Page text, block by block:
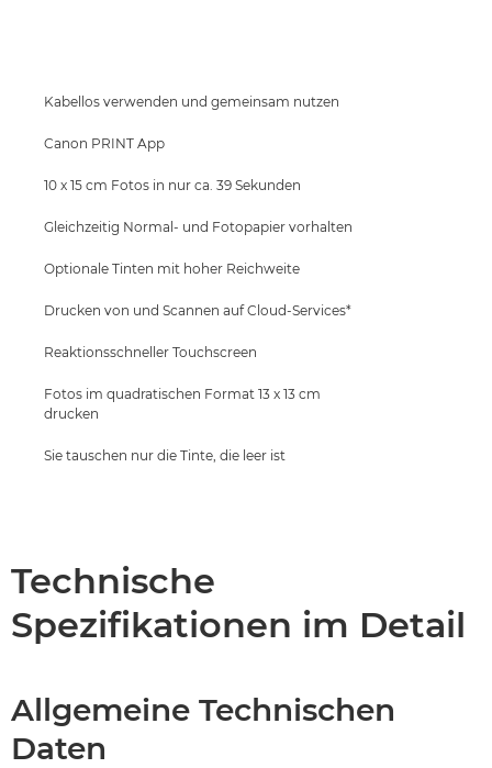
Kabellos verwenden und gemeinsam nutzen
Canon PRINT App
10 x 15 cm Fotos in nur ca. 39 Sekunden
Gleichzeitig Normal- und Fotopapier vorhalten
Optionale Tinten mit hoher Reichweite
Drucken von und Scannen auf Cloud-Services*
Reaktionsschneller Touchscreen
Fotos im quadratischen Format 13 x 13 cm
drucken
Sie tauschen nur die Tinte, die leer ist
Technische
Spezifikationen im Detail
Allgemeine Technischen
Daten